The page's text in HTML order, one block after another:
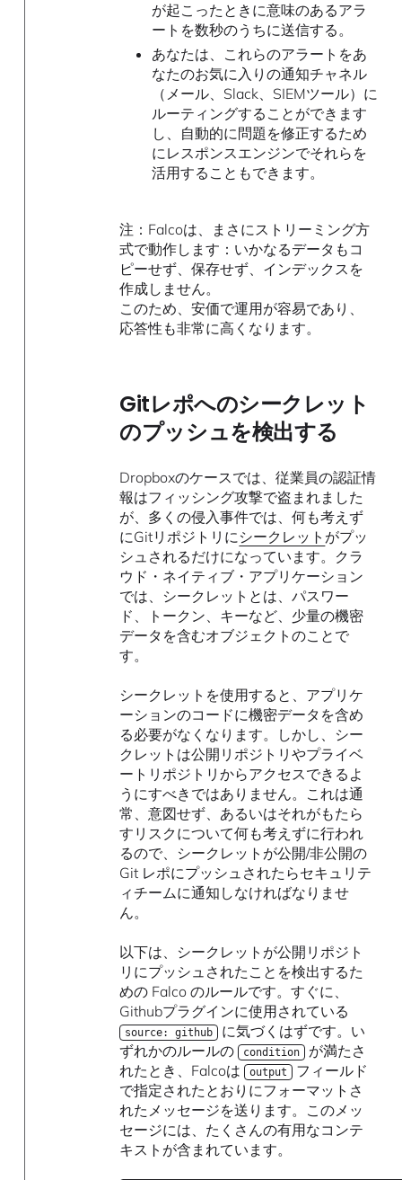
が起こったときに意味のあるアラ
ートを数秒のうちに送信する。
あなたは、これらのアラートをあ
なたのお気に入りの通知チャネル
（メール、Slack、SIEMツール）に
ルーティングすることができます
し、自動的に問題を修正するため
にレスポンスエンジンでそれらを
活用することもできます。
注：Falcoは、まさにストリーミング方
式で動作します：いかなるデータもコ
ピーせず、保存せず、インデックスを
作成しません。
このため、安価で運用が容易であり、
応答性も非常に高くなります。
Gitレポへのシークレット
のプッシュを検出する
Dropboxのケースでは、従業員の認証情
報はフィッシング攻撃で盗まれました
が、多くの侵入事件では、何も考えず
にGitリポジトリにシークレット がプッ
シュされるだけになっています。クラ
ウド・ネイティブ・アプリケーション
では、シークレットとは、パスワー
ド、トークン、キーなど、少量の機密
データを含むオブジェクトのことで
す。
シークレットを使用すると、アプリケ
ーションのコードに機密データを含め
る必要がなくなります。しかし、シー
クレットは公開リポジトリやプライベ
ートリポジトリからアクセスできるよ
うにすべきではありません。これは通
常、意図せず、あるいはそれがもたら
すリスクについて何も考えずに行われ
るので、シークレットが公開/非公開の
Git レポにプッシュされたらセキュリテ
ィチームに通知しなければなりませ
ん。
以下は、シークレットが公開リポジト
リにプッシュされたことを検出するた
めの Falco のルールです。すぐに、
Githubプラグインに使用されている
source: github に気づくはずです。い
ずれかのルールの condition が満たさ
れたとき、Falcoは output フィールド
で指定されたとおりにフォーマットさ
れたメッセージを送ります。このメッ
セージには、たくさんの有用なコンテ
キストが含まれています。